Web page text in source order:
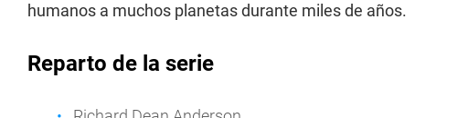
humanos a muchos planetas durante miles de años.
Reparto de la serie